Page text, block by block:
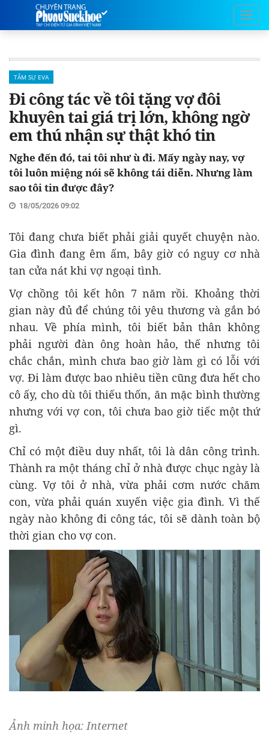
TÂM SỰ EVA
Đi công tác về tôi tặng vợ đôi
khuyên tai giá trị lớn, không ngờ
em thú nhận sự thật khó tin
Nghe đến đó, tai tôi như ù đi. Mấy ngày nay, vợ
tôi luôn miệng nói sẽ không tái diễn. Nhưng làm
sao tôi tin được đây?
18/05/2026 09:02
Tôi đang chưa biết phải giải quyết chuyện nào.
Gia đình đang êm ấm, bây giờ có nguy cơ nhà
tan cửa nát khi vợ ngoại tình.
Vợ chồng tôi kết hôn 7 năm rồi. Khoảng thời
gian này đủ để chúng tôi yêu thương và gắn bó
nhau. Về phía mình, tôi biết bản thân không
phải người đàn ông hoàn hảo, thế nhưng tôi
chắc chắn, mình chưa bao giờ làm gì có lỗi với
vợ. Đi làm được bao nhiêu tiền cũng đưa hết cho
cô ấy, cho dù tôi thiếu thốn, ăn mặc bình thường
nhưng với vợ con, tôi chưa bao giờ tiếc một thứ
gì.
Chỉ có một điều duy nhất, tôi là dân công trình.
Thành ra một tháng chỉ ở nhà được chục ngày là
cùng. Vợ tôi ở nhà, vừa phải cơm nước chăm
con, vừa phải quán xuyến việc gia đình. Vì thế
ngày nào không đi công tác, tôi sẽ dành toàn bộ
thời gian cho vợ con.
Ảnh minh họa: Internet